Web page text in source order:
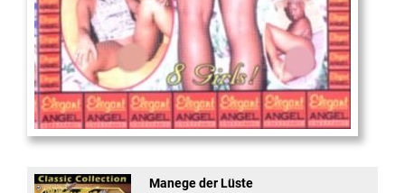
Sugar Walls #24
Manege der Lüste